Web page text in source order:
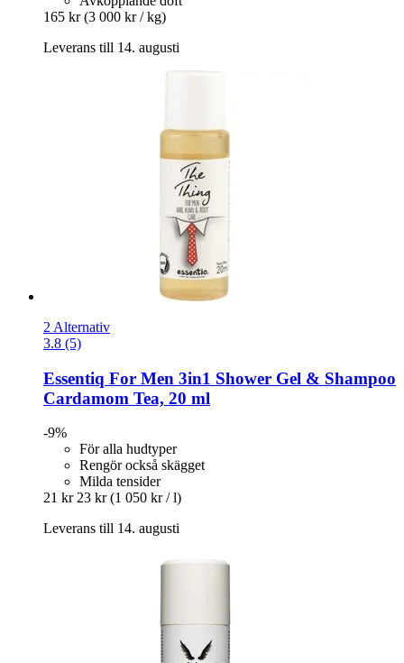
165 kr (3 000 kr / kg)
Leverans till 14. augusti
2 Alternativ
3.8 (5)
Essentiq For Men 3in1 Shower Gel & Shampoo
Cardamom Tea, 20 ml
-9%
För alla hudtyper
Rengör också skägget
Milda tensider
21 kr 23 kr (1 050 kr / l)
Leverans till 14. augusti